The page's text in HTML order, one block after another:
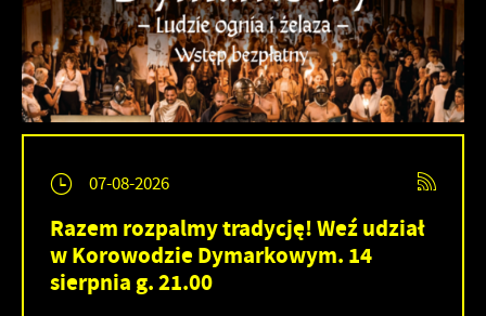
07-08-2026
Razem rozpalmy tradycję! Weź udział
w Korowodzie Dymarkowym. 14
sierpnia g. 21.00